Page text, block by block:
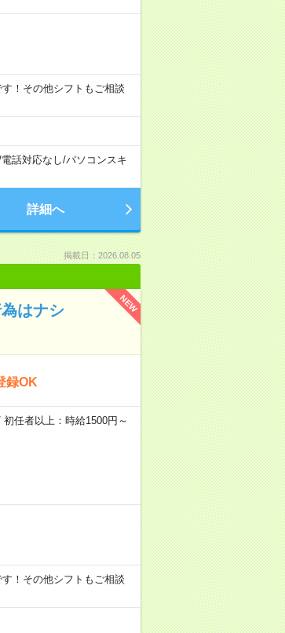
！その他シフトもご相談
電話対応なし/パソコンスキ
詳細へ
掲載日：2026.08.05
NEW
はナシ
録OK
任者以上：時給1500円～
！その他シフトもご相談